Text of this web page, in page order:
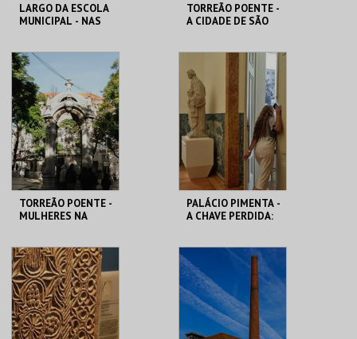
LARGO DA ESCOLA
MUNICIPAL - NAS
PERCURSO
ML - PALÁCIO
PIMENTA
MAIS INFO
COMPRAR
TORREÃO POENTE -
A CIDADE DE SÃO
ML - PALÁCIO
PIMENTA
MAIS INFO
TORREÃO POENTE -
MULHERES NA
ML - PALÁCIO
PIMENTA
MAIS INFO
PALÁCIO PIMENTA -
A CHAVE PERDIDA:
ML - PALÁCIO
PIMENTA
MAIS INFO